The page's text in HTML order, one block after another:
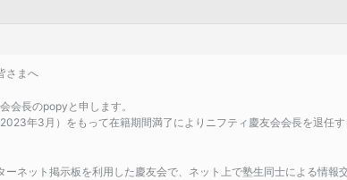
さまへ
会長のpopyと申します。
年3月）をもって在籍期間満了によりニフティ慶友会会長を退任
ーネット掲示板を利用した慶友会で、ネット上で塾生同士による情